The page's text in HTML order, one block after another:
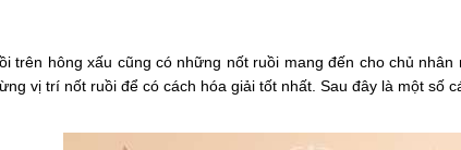
trên hông xấu cũng có những nốt ruồi mang đến cho chủ
vị trí nốt ruồi để có cách hóa giải tốt nhất. Sau đây là một số